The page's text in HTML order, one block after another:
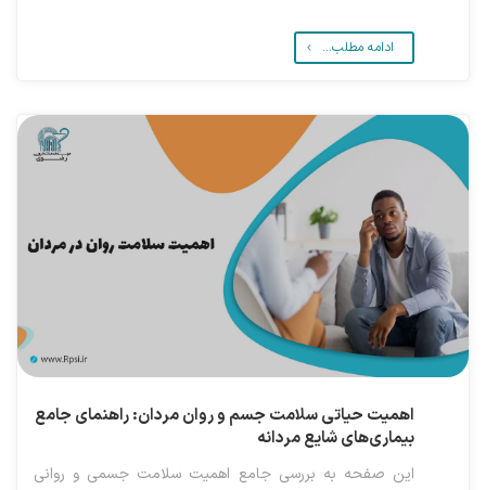
ادامه مطلب...
اهمیت حیاتی سلامت جسم و روان مردان: راهنمای جامع
بیماری‌های شایع مردانه
این صفحه به بررسی جامع اهمیت سلامت جسمی و روانی